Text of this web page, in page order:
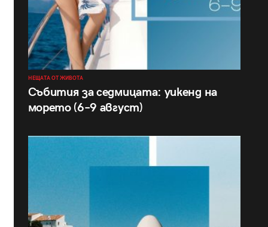
НЕЩАТА ОТ ЖИВОТА
Събития за седмицата: уикенд на
морето (6–9 август)